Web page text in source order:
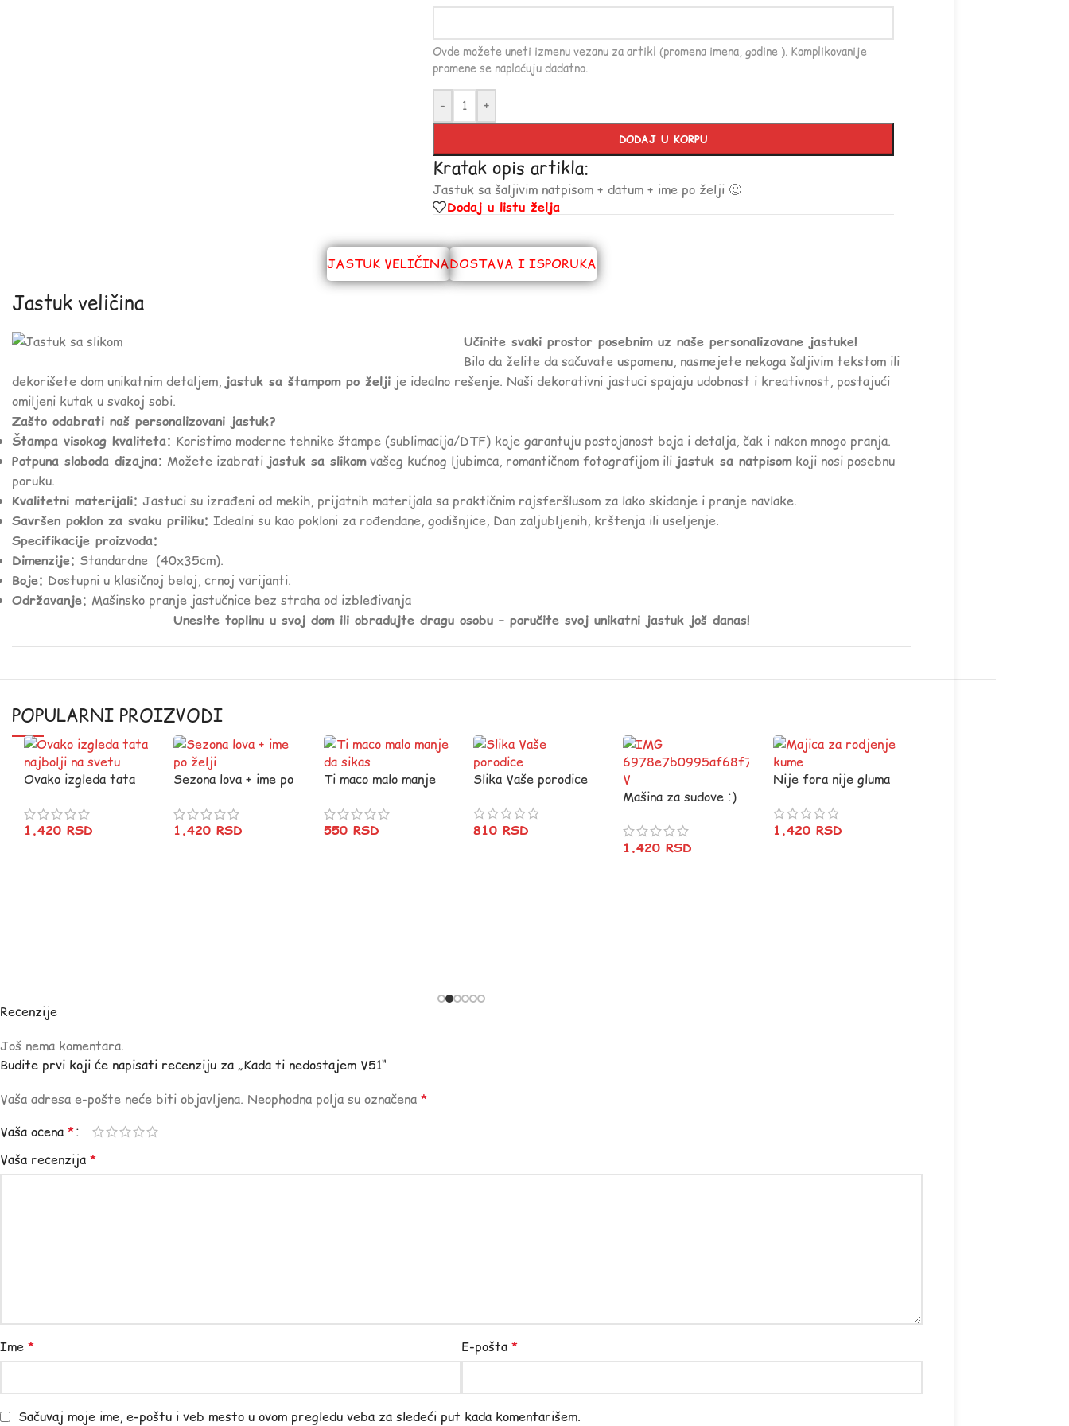
Ovde možete uneti izmenu vezanu za artikl (promena imena, godine ). Komplikovanije
promene se naplaćuju dadatno.
- +
DODAJ U KORPU
Kratak opis artikla:
Jastuk sa šaljivim natpisom + datum + ime po želji 🙂
Dodaj u listu želja
JASTUK VELIČINADOSTAVA I ISPORUKA
Jastuk veličina
Učinite svaki prostor posebnim uz naše personalizovane jastuke!
Bilo da želite da sačuvate uspomenu, nasmejete nekoga šaljivim tekstom ili
dekorišete dom unikatnim detaljem, jastuk sa štampom po želji je idealno rešenje. Naši dekorativni jastuci spajaju udobnost i kreativnost, postajući
omiljeni kutak u svakoj sobi.
Zašto odabrati naš personalizovani jastuk?
Štampa visokog kvaliteta: Koristimo moderne tehnike štampe (sublimacija/DTF) koje garantuju postojanost boja i detalja, čak i nakon mnogo pranja.
Potpuna sloboda dizajna: Možete izabrati jastuk sa slikomvašeg kućnog ljubimca, romantičnom fotografijom ili jastuk sa natpisomkoji nosi posebnu
poruku.
Kvalitetni materijali: Jastuci su izrađeni od mekih, prijatnih materijala sa praktičnim rajsferšlusom za lako skidanje i pranje navlake.
Savršen poklon za svaku priliku: Idealni su kao pokloni za rođendane, godišnjice, Dan zaljubljenih, krštenja ili useljenje.
Specifikacije proizvoda:
Dimenzije: Standardne (40x35cm).
Boje: Dostupni u klasičnoj beloj, crnoj varijanti.
Održavanje: Mašinsko pranje jastučnice bez straha od izbleđivanja
Unesite toplinu u svoj dom ili obradujte dragu osobu – poručite svoj unikatni jastuk još danas!
POPULARNI PROIZVODI
Ovako izgleda tata
1.420 RSD
Sezona lova + ime po
1.420RSD
Ti maco malo manje
550 RSD
Slika Vaše porodice
810 RSD
Mašina za sudove :)
1.420RSD
Nije fora nije gluma
1.420 RSD
Recenzije
Još nema komentara.
Budite prvi koji će napisati recenziju za „Kada ti nedostajem V51“
Vaša adresa e-pošte neće biti objavljena. Neophodna polja su označena *
Vaša ocena *
Vaša recenzija *
Ime * E-pošta *
Sačuvaj moje ime, e-poštu i veb mesto u ovom pregledu veba za sledeći put kada komentarišem.